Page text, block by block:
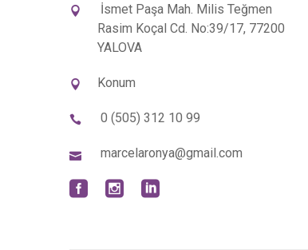
İsmet Paşa Mah. Milis Teğmen
Rasim Koçal Cd. No:39/17, 77200
YALOVA
Konum
0 (505) 312 10 99
marcelaronya@gmail.com